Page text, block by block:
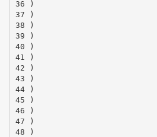
36 )
37 )
38 )
39 )
40 )
41 )
42 )
43 )
44 )
45 )
46 )
47 )
48 )